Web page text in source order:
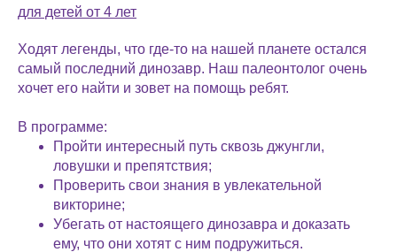
для детей от 4 лет
Ходят легенды, что где-то на нашей планете остался
самый последний динозавр. Наш палеонтолог очень
хочет его найти и зовет на помощь ребят.
В программе:
Пройти интересный путь сквозь джунгли,
ловушки и препятствия;
Проверить свои знания в увлекательной
викторине;
Убегать от настоящего динозавра и доказать
ему, что они хотят с ним подружиться.